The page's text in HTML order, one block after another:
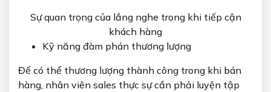
Sự quan trọng của lắng nghe trong khi tiếp cận
khách hàng
Kỹ năng đàm phán thương lượng
Để có thể thương lượng thành công trong khi bán
hàng, nhân viên sales thực sự cần phải luyện tập